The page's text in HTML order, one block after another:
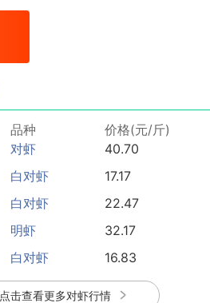
品种 价格(元/斤)
对虾 40.70
白对虾 17.17
白对虾 22.47
明虾 32.17
白对虾 16.83
对虾 41.83
点击查看更多对虾行情